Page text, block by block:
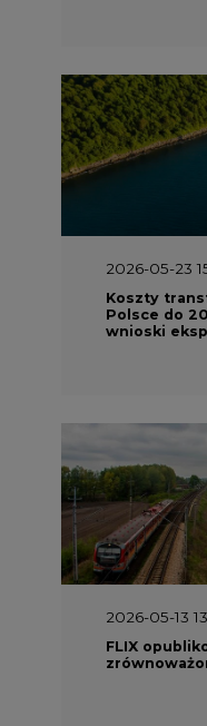
2026-05-23
Koszty
Polsce do
wnioski
2026-05-13
FLIX